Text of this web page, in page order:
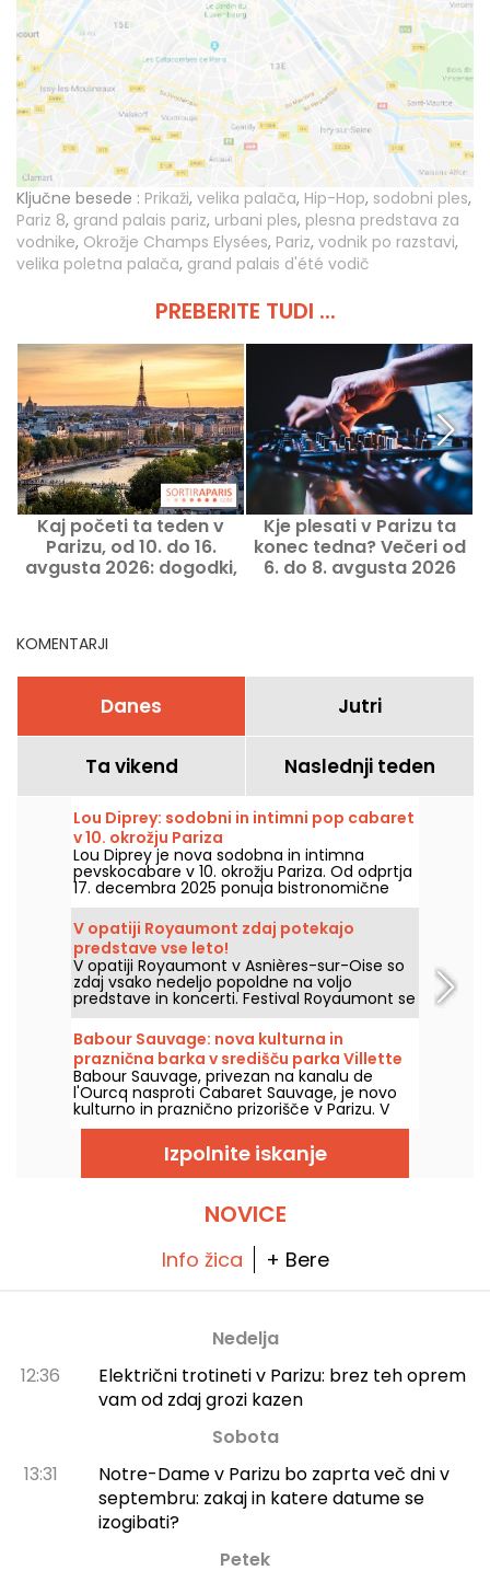
Ključne besede : Prikaži, velika palača, Hip-Hop, sodobni ples,
Pariz 8, grand palais pariz, urbani ples, plesna predstava za
vodnike, Okrožje Champs Elysées, Pariz, vodnik po razstavi,
velika poletna palača, grand palais d'été vodič
PREBERITE TUDI ...
Kaj početi ta teden v
Parizu, od 10. do 16.
avgusta 2026: dogodki,
Kje plesati v Parizu ta
konec tedna? Večeri od
6. do 8. avgusta 2026
KOMENTARJI
Danes Jutri
Ta vikend Naslednji teden
Lou Diprey: sodobni in intimni pop cabaret
v 10. okrožju Pariza
Lou Diprey je nova sodobna in intimna
pevskocabare v 10. okrožju Pariza. Od odprtja
17. decembra 2025 ponuja bistronomične
večerje, koreografske nastope ter
nepozabne nočne žure, vse v ambientu z
rahlo osvetlitvijo, ustvarjenem za sodobno
nočno doživetje. Ste pripravljeni na vstop v
svet, ki ga ni moč najti nikjer drugje?
V opatiji Royaumont zdaj potekajo
predstave vse leto!
V opatiji Royaumont v Asnières-sur-Oise so
zdaj vsako nedeljo popoldne na voljo
predstave in koncerti. Festival Royaumont se
razvija in postaja sezona Royaumont, ki je
resnično multidisciplinarno kulturno doživetje
v prostorih tega zgodovinskega kraja v Val-
d'Oise.
Babour Sauvage: nova kulturna in
praznična barka v središču parka Villette
Babour Sauvage, privezan na kanalu de
l'Ourcq nasproti Cabaret Sauvage, je novo
kulturno in praznično prizorišče v Parizu. V
intimnem in eklektičnem okolju se združujejo
koncerti, DJ-ji, kabareti in komedije.
Izpolnite iskanje
NOVICE
Info žica + Bere
Nedelja
12:36
Električni trotineti v Parizu: brez teh oprem
vam od zdaj grozi kazen
Sobota
13:31
Notre-Dame v Parizu bo zaprta več dni v
septembru: zakaj in katere datume se
izogibati?
Petek